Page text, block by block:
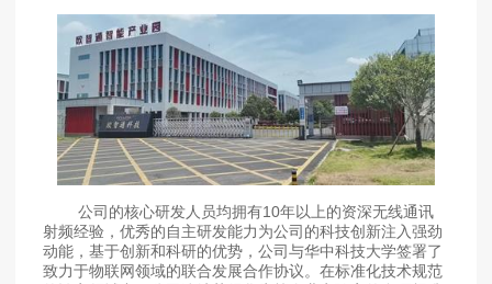
公司的核心研发人员均拥有10年以上的资深无线通讯
射频经验，优秀的自主研发能力为公司的科技创新注入强劲
动能，基于创新和科研的优势，公司与华中科技大学签署了
致力于物联网领域的联合发展合作协议。在标准化技术规范